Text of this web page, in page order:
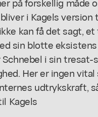
i Kagels
kan få det sagt,
sin blotte
Schnebel i sin
Her er ingen vital
udtrykskraft,
Kagels